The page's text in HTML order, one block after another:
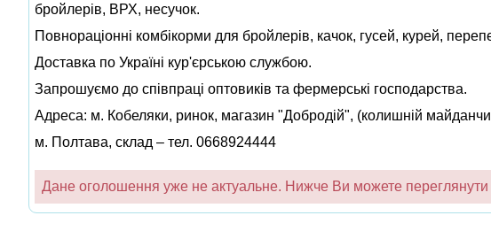
бройлерів, ВРХ, несучок.
Повнораціонні комбікорми для бройлерів, качок, гусей, курей,
Доставка по Україні кур'єрською службою.
Запрошуємо до співпраці оптовиків та фермерські господарства.
Адреса: м. Кобеляки, ринок, магазин "Добродій", (колишній
м. Полтава, склад – тел. 0668924444
Дане оголошення уже не актуальне. Нижче Ви можете переглянути